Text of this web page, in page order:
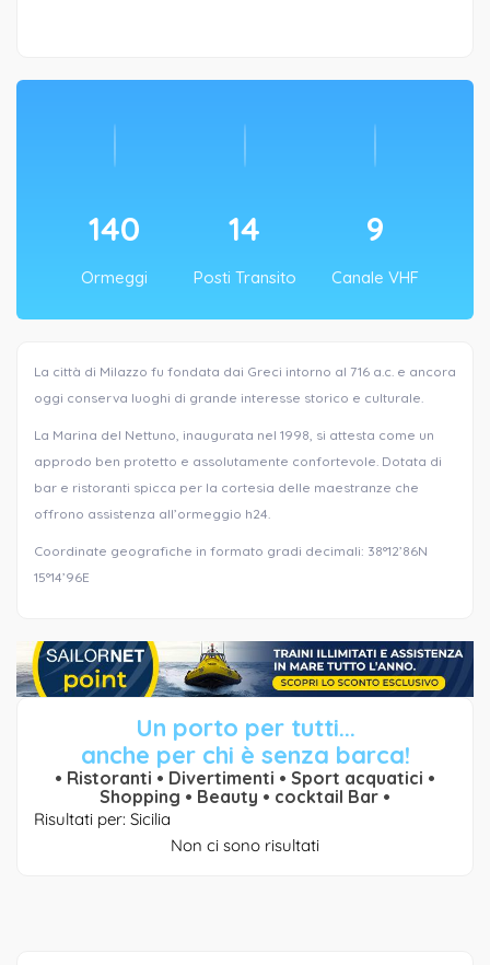
140
Ormeggi
14
Posti Transito
9
Canale VHF
La città di Milazzo fu fondata dai Greci intorno al 716 a.c. e ancora
oggi conserva luoghi di grande interesse storico e culturale.
La Marina del Nettuno, inaugurata nel 1998, si attesta come un
approdo ben protetto e assolutamente confortevole. Dotata di
bar e ristoranti spicca per la cortesia delle maestranze che
offrono assistenza all’ormeggio h24.
Coordinate geografiche in formato gradi decimali: 38°12’86N
15°14’96E
Un porto per tutti...
anche per chi è senza barca!
• Ristoranti • Divertimenti • Sport acquatici •
Shopping • Beauty • cocktail Bar •
Risultati per: Sicilia
Non ci sono risultati